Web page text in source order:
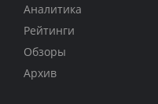
Аналитика
Рейтинги
Обзоры
Архив